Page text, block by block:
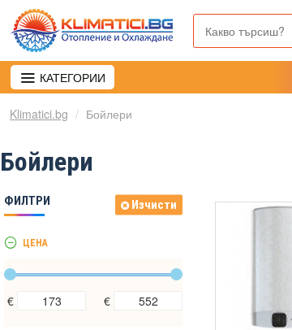
КАТЕГОРИИ
Klimatici.bg Бойлери
Бойлери
ФИЛТРИ Изчисти
ЦЕНА
€ €